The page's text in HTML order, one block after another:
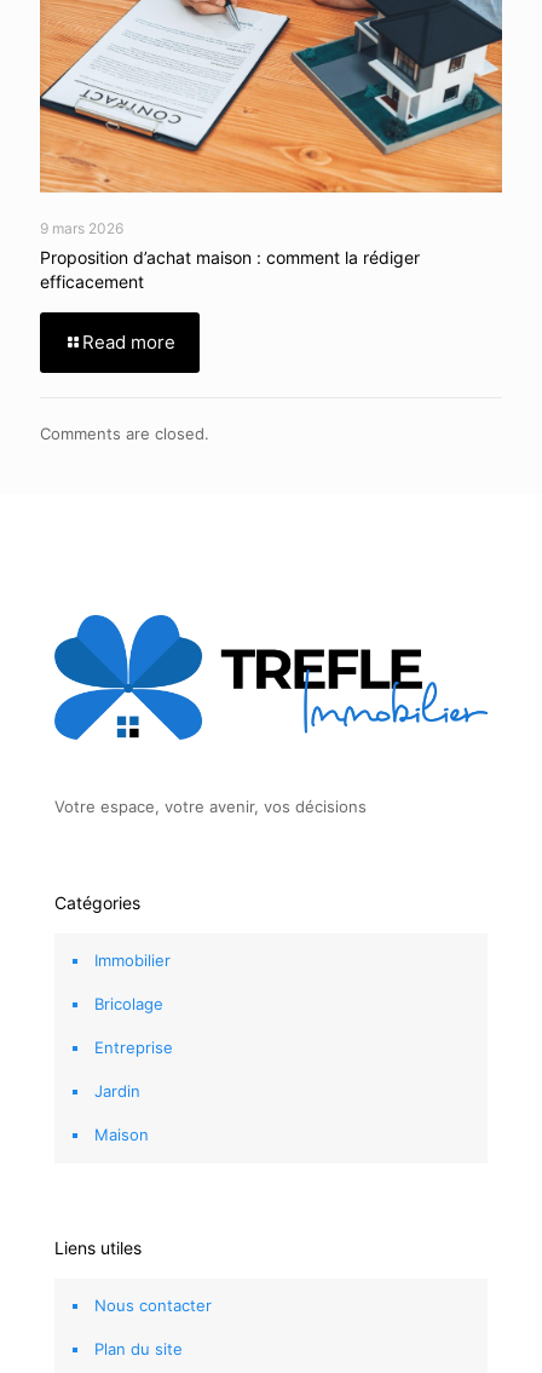
9 mars 2026
Proposition d’achat maison : comment la rédiger
efficacement
Read more
Comments are closed.
Votre espace, votre avenir, vos décisions
Catégories
Immobilier
Bricolage
Entreprise
Jardin
Maison
Liens utiles
Nous contacter
Plan du site